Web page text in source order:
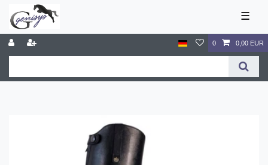
☰
0 0,00 EUR